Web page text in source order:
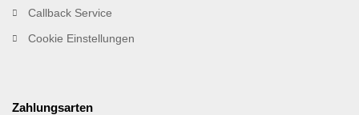
Callback Service
Cookie Einstellungen
Zahlungsarten